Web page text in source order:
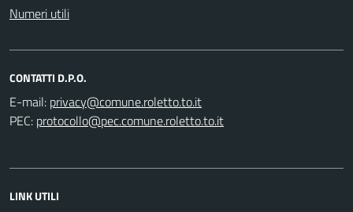
Numeri utili
CONTATTI D.P.O.
E-mail:
PEC:
LINK UTILI